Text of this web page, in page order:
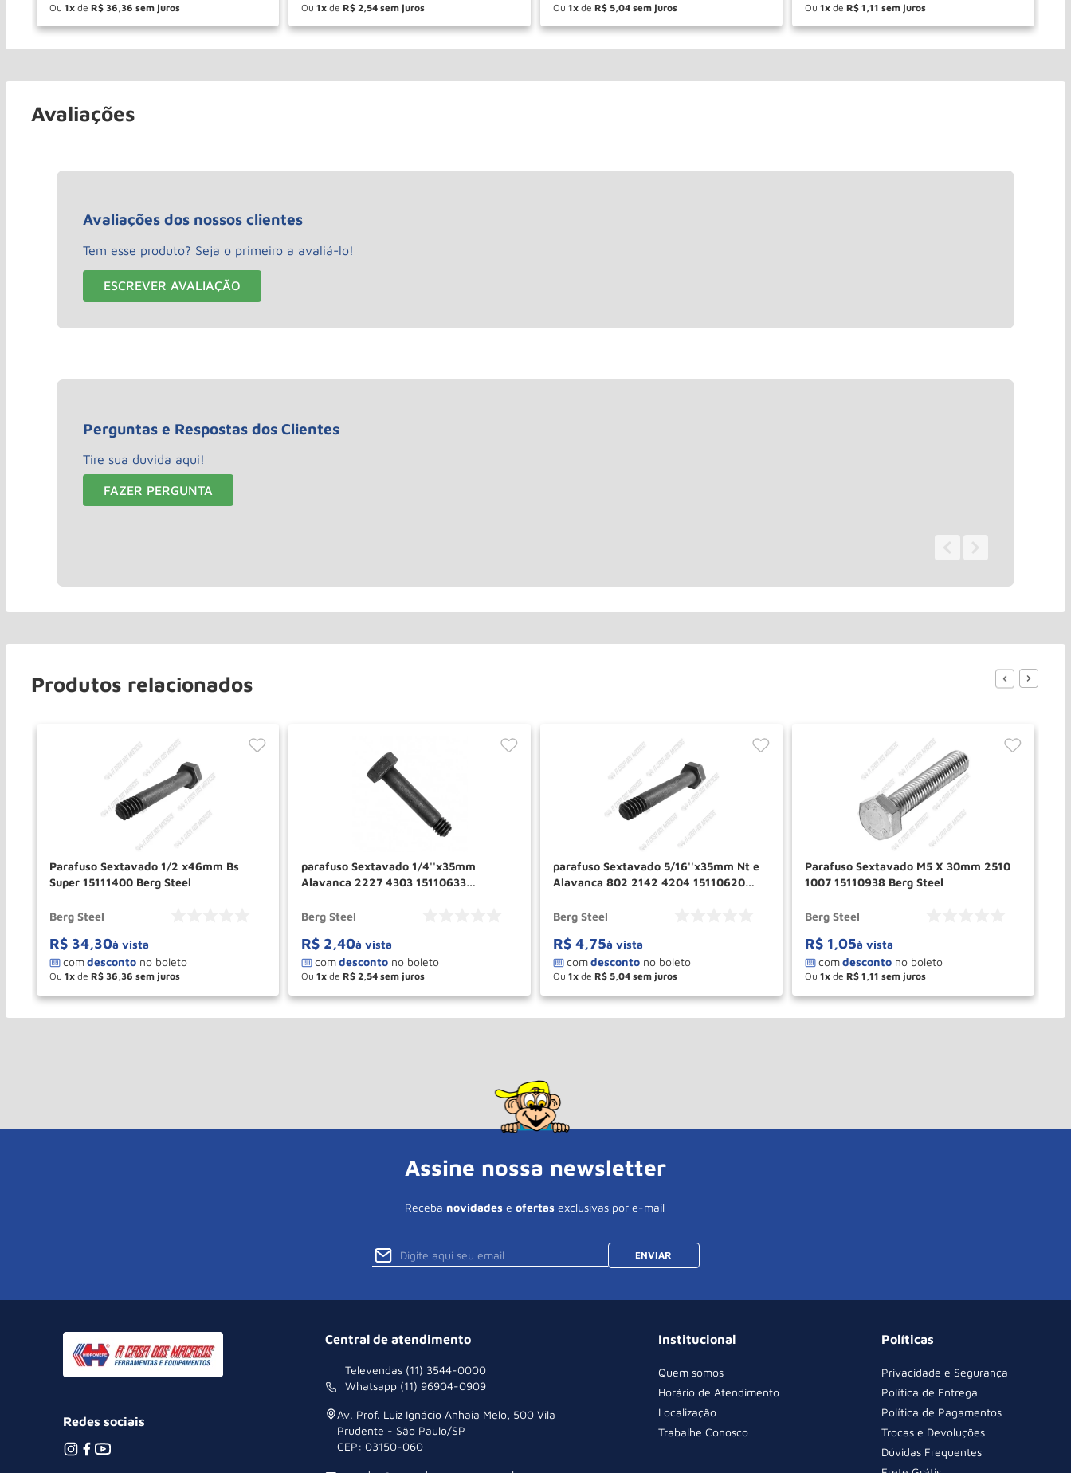
Ou 1 de R$ 36 36
＋
－ COMPRAR
Ou 1 de R$ 2 54
＋
－ COMPRAR
Ou 1 de R$ 5 04
＋
－ COMPRAR
Ou 1 de R$ 1 11
＋
－ COMPRAR
Avaliações
Avaliações dos nossos clientes
Tem esse produto? Seja o primeiro a avaliá-lo!
ESCREVER AVALIAÇÃO
Perguntas e Respostas dos Clientes
Tire sua duvida aqui!
FAZER PERGUNTA
Produtos relacionados
Parafuso Sextavado 1/2 x46mm Bs
Super 15111400 Berg Steel
Berg Steel
R$ 34,30à vista
Ou 1 de R$ 36,36
＋
－ COMPRAR
parafuso Sextavado 1/4''x35mm
Alavanca 2227 4303 15110633
Berg Steel
R$ 2,40à vista
Ou 1 de R$ 2,54
＋
－ COMPRAR
parafuso Sextavado 5/16''x35mm Nt e
Alavanca 802 2142 4204 15110620
Berg Steel
R$ 4,75à vista
Ou 1 de R$ 5,04
＋
－ COMPRAR
Parafuso Sextavado M5 X 30mm 2510
1007 15110938 Berg Steel
Berg Steel
R$ 1,05à vista
Ou 1 de R$ 1,11
＋
－ COMPRAR
Assine nossa newsletter
Receba novidades e ofertas exclusivas por e-mail
ENVIAR
Redes sociais
Central de atendimento
Televendas (11) 3544-0000
Whatsapp (11) 96904-0909
Av. Prof. Luiz Ignácio Anhaia Melo, 500 Vila
Prudente - São Paulo/SP
CEP: 03150-060
Institucional
Quem somos
Horário de Atendimento
Localização
Trabalhe Conosco
Políticas
Privacidade e Segurança
Política de Entrega
Política de Pagamentos
Trocas e Devoluções
Dúvidas Frequentes